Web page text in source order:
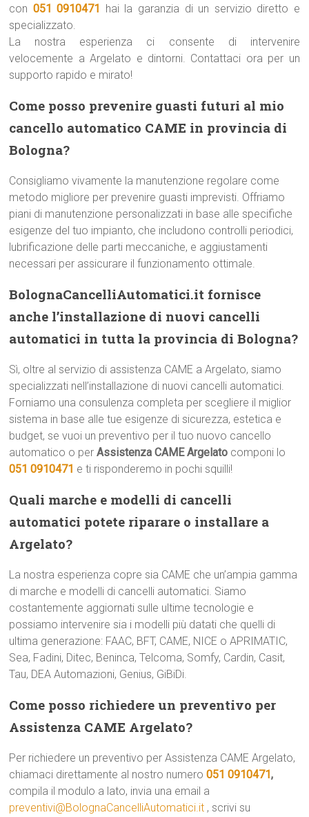
con 051 0910471 hai la garanzia di un servizio diretto e
specializzato.
La nostra esperienza ci consente di intervenire
velocemente a Argelato e dintorni. Contattaci ora per un
supporto rapido e mirato!
Come posso prevenire guasti futuri al mio
cancello automatico CAME in provincia di
Bologna?
Consigliamo vivamente la manutenzione regolare come
metodo migliore per prevenire guasti imprevisti. Offriamo
piani di manutenzione personalizzati in base alle specifiche
esigenze del tuo impianto, che includono controlli periodici,
lubrificazione delle parti meccaniche, e aggiustamenti
necessari per assicurare il funzionamento ottimale.
BolognaCancelliAutomatici.it fornisce
anche l’installazione di nuovi cancelli
automatici in tutta la provincia di Bologna?
Sì, oltre al servizio di assistenza CAME a Argelato, siamo
specializzati nell’installazione di nuovi cancelli automatici.
Forniamo una consulenza completa per scegliere il miglior
sistema in base alle tue esigenze di sicurezza, estetica e
budget, se vuoi un preventivo per il tuo nuovo cancello
automatico o perAssistenza CAME Argelato componi lo
051 0910471 e ti risponderemo in pochi squilli!
Quali marche e modelli di cancelli
automatici potete riparare o installare a
Argelato?
La nostra esperienza copre sia CAME che un’ampia gamma
di marche e modelli di cancelli automatici. Siamo
costantemente aggiornati sulle ultime tecnologie e
possiamo intervenire sia i modelli più datati che quelli di
ultima generazione: FAAC, BFT, CAME, NICE o APRIMATIC,
Sea, Fadini, Ditec, Beninca, Telcoma, Somfy, Cardin, Casit,
Tau, DEA Automazioni, Genius, GiBiDi.
Come posso richiedere un preventivo per
Assistenza CAME Argelato?
Per richiedere un preventivo per Assistenza CAME Argelato,
chiamaci direttamente al nostro numero051 0910471,
compila il modulo a lato, invia una email a
preventivi@BolognaCancelliAutomatici.it , scrivi su